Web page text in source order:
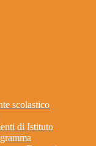
scolastico
di Istituto